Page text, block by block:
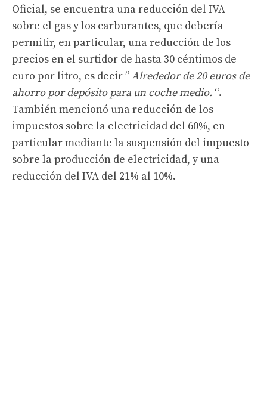
Oficial, se encuentra una reducción del IVA
sobre el gas y los carburantes, que debería
permitir, en particular, una reducción de los
precios en el surtidor de hasta 30 céntimos de
euro por litro, es decir ”Alrededor de 20 euros de
ahorro por depósito para un coche medio. “.
También mencionó una reducción de los
impuestos sobre la electricidad del 60%, en
particular mediante la suspensión del impuesto
sobre la producción de electricidad, y una
reducción del IVA del 21% al 10%.